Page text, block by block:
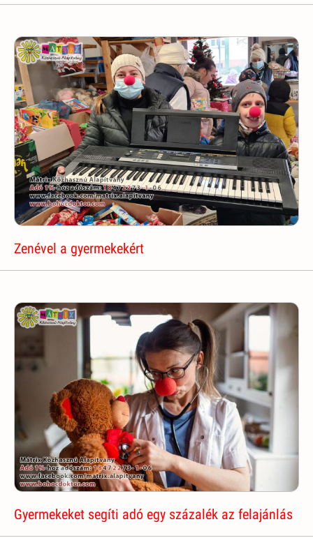
Zenével a gyermekekért
Gyermekeket segíti adó egy százalék az felajánlás